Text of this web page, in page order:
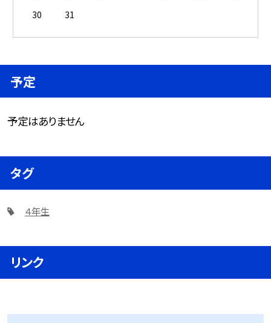
30
31
予定
予定はありません
タグ
４年生
リンク